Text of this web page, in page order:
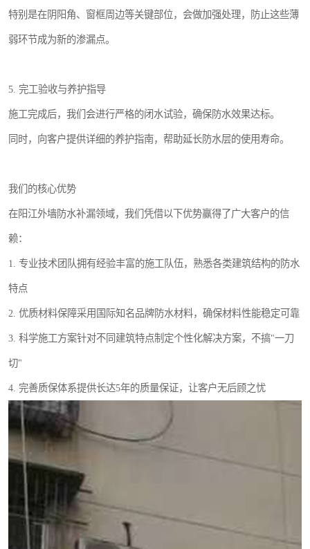
特别是在阴阳角、窗框周边等关键部位，会做加强处理，防止这些薄
弱环节成为新的渗漏点。
5. 完工验收与养护指导
施工完成后，我们会进行严格的闭水试验，确保防水效果达标。
同时，向客户提供详细的养护指南，帮助延长防水层的使用寿命。
我们的核心优势
在阳江外墙防水补漏领域，我们凭借以下优势赢得了广大客户的信
赖：
1. 专业技术团队拥有经验丰富的施工队伍，熟悉各类建筑结构的防水
特点
2. 优质材料保障采用国际知名品牌防水材料，确保材料性能稳定可靠
3. 科学施工方案针对不同建筑特点制定个性化解决方案，不搞"一刀
切"
4. 完善质保体系提供长达5年的质量保证，让客户无后顾之忧